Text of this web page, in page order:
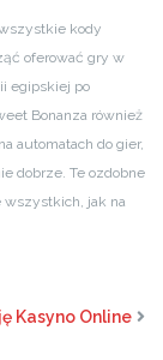
kody
oferować gry w
egipskiej po
Bonanza również
automatach do gier,
dobrze. Te ozdobne
wszystkich, jak na
Kasyno Online